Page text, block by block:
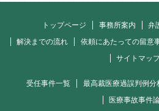
トップページ 事務所案内 弁
解決までの流れ
依頼にあたっての留意
サイトマッ
受任事件一覧 最高裁医療過誤判例分
医療事故事件